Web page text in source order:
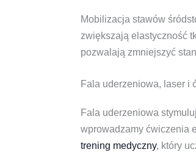
Mobilizacja stawów
zwiększają elastyczność
pozwalają zmniejszyć
Fala uderzeniowa, laser i
Fala uderzeniowa
wprowadzamy ćwiczenia
trening medyczny, który